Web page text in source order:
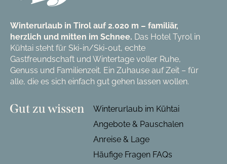
Winterurlaub in Tirol auf 2.020 m – familiär,
herzlich und mitten im Schnee. Das Hotel Tyrol in
Kühtai steht für Ski-in/Ski-out, echte
Gastfreundschaft und Wintertage voller Ruhe,
Genuss und Familienzeit. Ein Zuhause auf Zeit – für
alle, die es sich einfach gut gehen lassen wollen.
Gut zu wissen
Winterurlaub im Kühtai
Angebote & Pauschalen
Anreise & Lage
Häufige Fragen FAQs